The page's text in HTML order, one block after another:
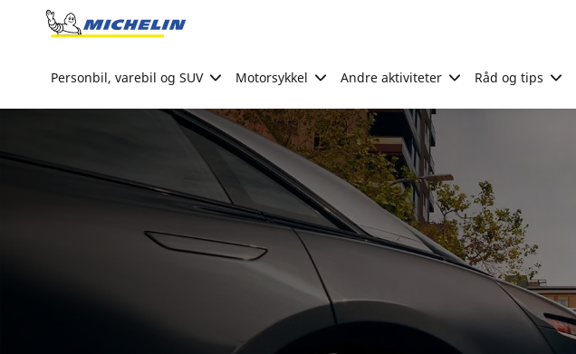
Go to page content
Personbil, varebil og SUV Motorsykkel Andre aktiviteter Råd og tips